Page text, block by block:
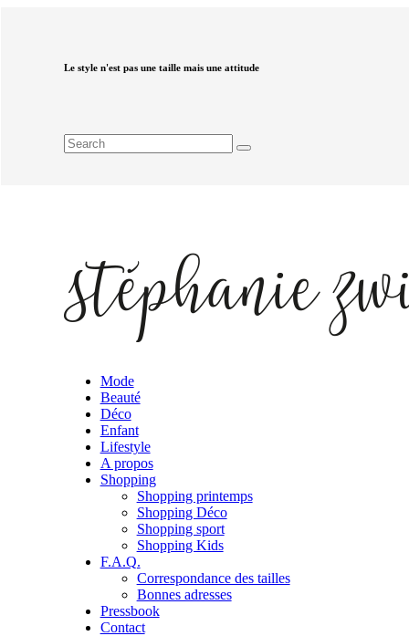
Le style n'est pas une taille mais une attitude
Mode
Beauté
Déco
Enfant
Lifestyle
A propos
Shopping
Shopping printemps
Shopping Déco
Shopping sport
Shopping Kids
F.A.Q.
Correspondance des tailles
Bonnes adresses
Pressbook
Contact